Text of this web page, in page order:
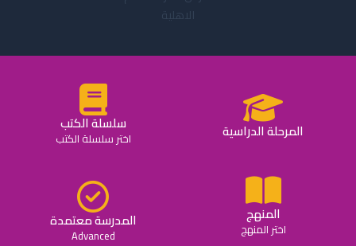
المرحلة الدراسية سلسلة الكتب
اختر سلسلة الكتب
المنهج
اختر المنهج المدرسة معتمدة
Advanced